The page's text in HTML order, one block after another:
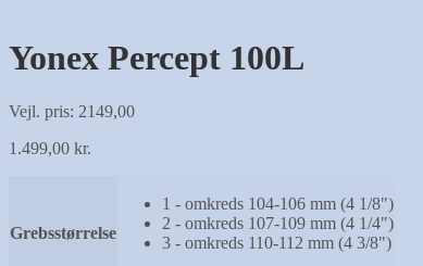
Yonex Percept 100L
Vejl. pris: 2149,00
1.499,00 kr.
Grebsstørrelse
1 - omkreds 104-106 mm (4 1/8")
2 - omkreds 107-109 mm (4 1/4")
3 - omkreds 110-112 mm (4 3/8")